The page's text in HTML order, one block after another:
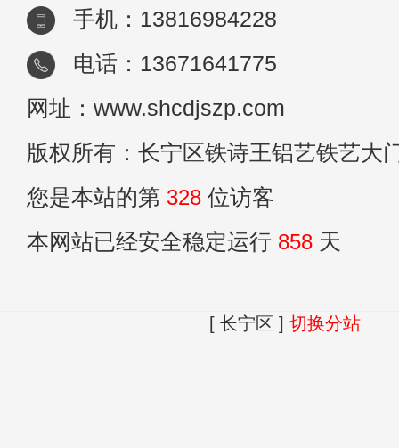
手机：13816984228
电话：13671641775
网址：www.shcdjszp.com
版权所有：长宁区铁诗王铝艺铁艺大
您是本站的第 328 位访客
本网站已经安全稳定运行 858 天
[ 长宁区 ] 切换分站